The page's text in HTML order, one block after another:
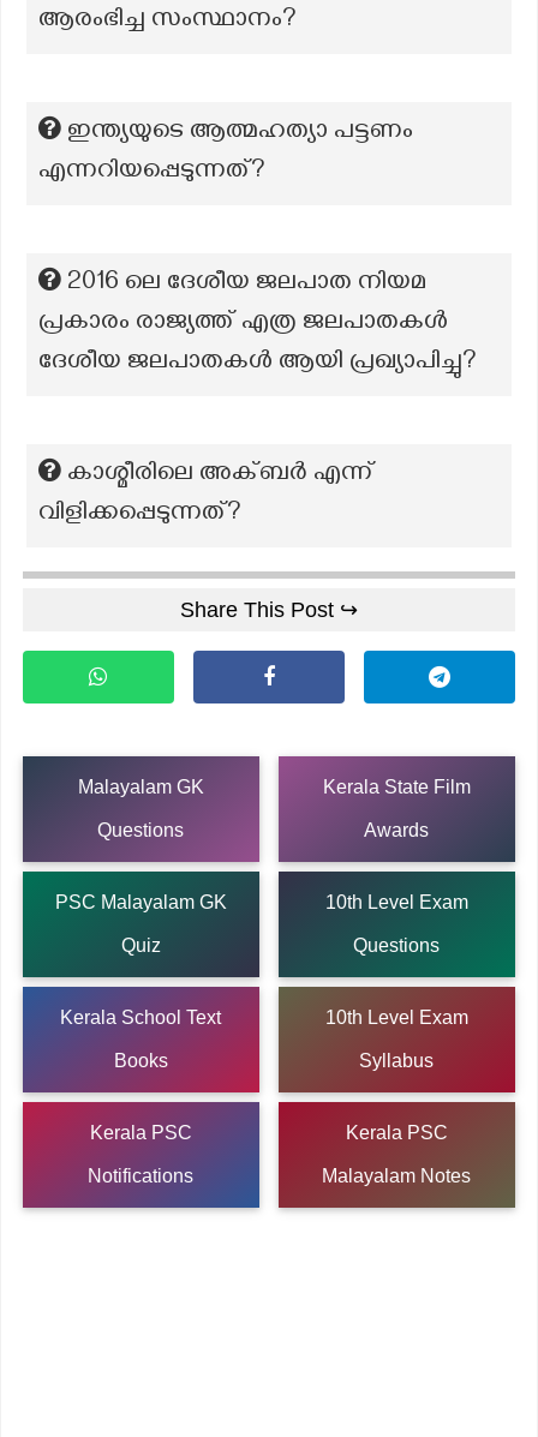
ആരംഭിച്ച സംസ്ഥാനം?
ഇന്ത്യയുടെ ആത്മഹത്യാ പട്ടണം
എന്നറിയപ്പെടുന്നത്?
2016 ലെ ദേശീയ ജലപാത നിയമ
പ്രകാരം രാജ്യത്ത് എത്ര ജലപാതകൾ
ദേശീയ ജലപാതകൾ ആയി പ്രഖ്യാപിച്ചു?
കാശ്മീരിലെ അക്ബർ എന്ന്
വിളിക്കപ്പെടുന്നത്?
Share This Post ↪
Malayalam GK
Questions
Kerala State Film
Awards
PSC Malayalam GK
Quiz
10th Level Exam
Questions
Kerala School Text
Books
10th Level Exam
Syllabus
Kerala PSC
Notifications
Kerala PSC
Malayalam Notes